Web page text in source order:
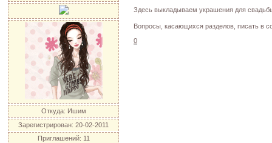
Откуда: Ишим
Зарегистрирован: 20-02-2011
Приглашений: 11
Здесь выкладываем украшения для
Вопросы, касающихся разделов, писать в
0